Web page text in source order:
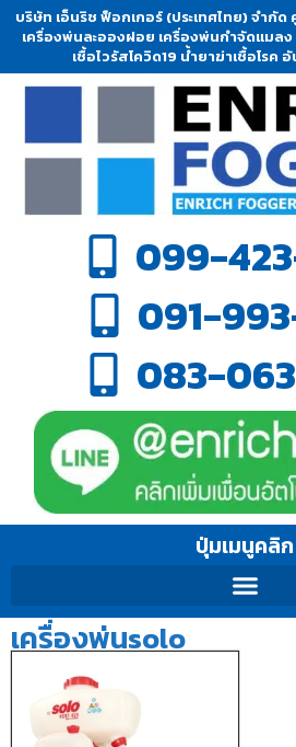
บริษัท เอ็นริช ฟ็อกเกอร์ (ประเทศไทย) จำกั
เครื่องพ่นละอองฝอย เครื่องพ่นกำจัดแมล
เชื้อไวรัสโควิด19 น้ำยาฆ่าเชื้อโรค อั
099-
091-
083-
ปุ่มเมนูคลิก
เครื่องพ่นsolo